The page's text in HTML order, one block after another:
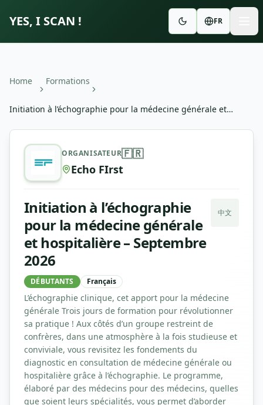
YES, I SCAN ! FR
Home Formations
Initiation à l’échographie pour la médecine générale et
Initiation à l’échographie pour la médecine générale et
ORGANISATEUR🇫🇷
Echo FIrst
Initiation à l’échographie
pour la médecine générale
et hospitalière – Septembre
2026
中文
DÉBUTANTS Français
L’échographie clinique, cet apport pour la médecine
générale Trois jours de formation pour révolutionner
sa pratique ! Aux côtés d’un groupe restreint de
confrères, dans une atmosphère à la fois studieuse et
conviviale, vous revisitez les fondements du
diagnostic en consultation de médecine générale ou
hospitalière grâce à l’échographie. Le programme,
élaboré par des médecins pour des médecins, quelles
que soient leurs spécialités, vous permet d’aborder